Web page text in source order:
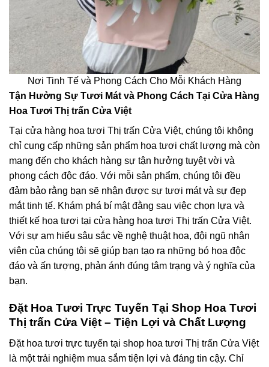
Nơi Tinh Tế và Phong Cách Cho Mỗi Khách Hàng
Tận Hưởng Sự Tươi Mát và Phong Cách Tại Cửa Hàng
Hoa Tươi Thị trấn Cửa Việt
Tại cửa hàng hoa tươi Thị trấn Cửa Việt, chúng tôi không
chỉ cung cấp những sản phẩm hoa tươi chất lượng mà còn
mang đến cho khách hàng sự tận hưởng tuyệt vời và
phong cách độc đáo. Với mỗi sản phẩm, chúng tôi đều
đảm bảo rằng bạn sẽ nhận được sự tươi mát và sự đẹp
mắt tinh tế. Khám phá bí mật đằng sau việc chọn lựa và
thiết kế hoa tươi tại cửa hàng hoa tươi Thị trấn Cửa Việt.
Với sự am hiểu sâu sắc về nghệ thuật hoa, đội ngũ nhân
viên của chúng tôi sẽ giúp bạn tạo ra những bó hoa độc
đáo và ấn tượng, phản ánh đúng tâm trạng và ý nghĩa của
bạn.
Đặt Hoa Tươi Trực Tuyến Tại Shop Hoa Tươi
Thị trấn Cửa Việt – Tiện Lợi và Chất Lượng
Đặt hoa tươi trực tuyến tại shop hoa tươi Thị trấn Cửa Việt
là một trải nghiệm mua sắm tiện lợi và đáng tin cậy. Chỉ